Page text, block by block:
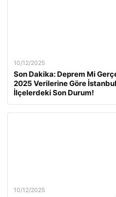
10/12/2025
Son Dakika: Deprem Mi
2025 Verilerine Göre
İlçelerdeki Son Durum!
10/12/2025